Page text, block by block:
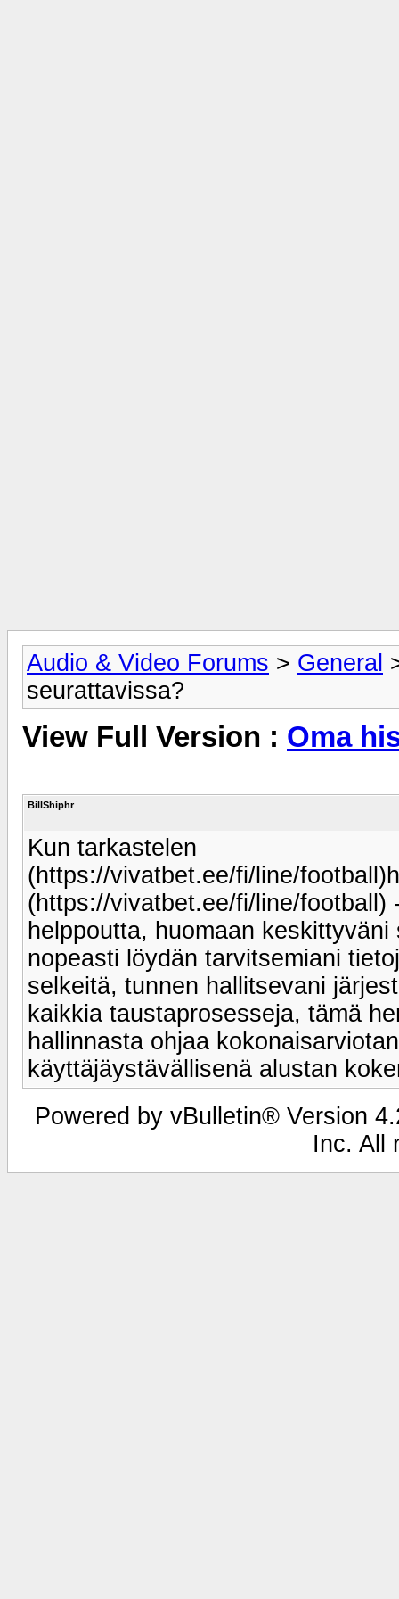
Audio & Video Forums > General
seurattavissa?
View Full Version : Oma
BillShiphr
Kun tarkastelen
(https://vivatbet.ee/fi/line/
(https://vivatbet.ee/fi/line/football)
helppoutta, huomaan
nopeasti löydän tarvitsemiani
selkeitä, tunnen hallitsevani
kaikkia taustaprosesseja, tämä
hallinnasta ohjaa
käyttäjäystävällisenä alustan
Powered by vBulletin® Version
Inc. All